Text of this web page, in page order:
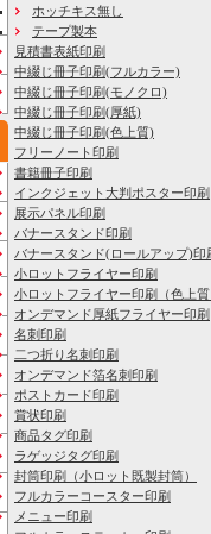
ホッチキス無し
テープ製本
見積書表紙印刷
中綴じ冊子印刷(フルカラー)
中綴じ冊子印刷(モノクロ)
中綴じ冊子印刷(厚紙)
中綴じ冊子印刷(色上質)
フリーノート印刷
書籍冊子印刷
インクジェット大判ポスター印刷
展示パネル印刷
バナースタンド印刷
バナースタンド(ロールアップ)印
小ロットフライヤー印刷
小ロットフライヤー印刷（色上
オンデマンド厚紙フライヤー印刷
名刺印刷
二つ折り名刺印刷
オンデマンド箔名刺印刷
ポストカード印刷
賞状印刷
商品タグ印刷
ラゲッジタグ印刷
封筒印刷
（小ロット既製封筒）
フルカラーコースター印刷
メニュー印刷